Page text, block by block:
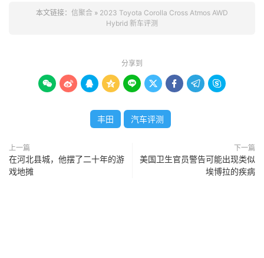
本文链接： 信聚合 » 2023 Toyota Corolla Cross Atmos AWD
Hybrid 新车评测
分享到
        
丰田 汽车评测
上一篇
在河北县城，他摆了二十年的游
戏地摊
下一篇
美国卫生官员警告可能出现类似
埃博拉的疾病